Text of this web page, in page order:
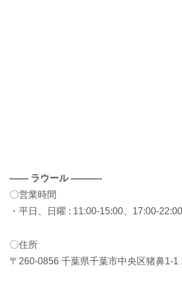
—— ラウール———-
〇営業時間
・平日、日曜 : 11:00-15:00、17:00-
〇住所
〒260-0856 千葉県千葉市中央区猪鼻1-1